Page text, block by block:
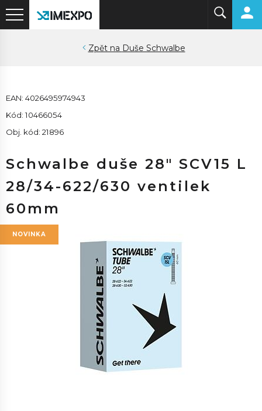
Duše Schwalbe
EAN: 4026495974943
Kód: 10466054
Obj. kód: 21896
Schwalbe duše 28" SCV15 L
28/34-622/630 ventilek
60mm
NOVINKA